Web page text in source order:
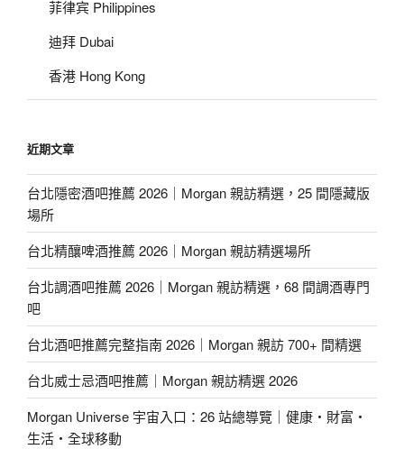
菲律宾 Philippines
迪拜 Dubai
香港 Hong Kong
近期文章
台北隱密酒吧推薦 2026｜Morgan 親訪精選，25 間隱藏版
場所
台北精釀啤酒推薦 2026｜Morgan 親訪精選場所
台北調酒吧推薦 2026｜Morgan 親訪精選，68 間調酒專門
吧
台北酒吧推薦完整指南 2026｜Morgan 親訪 700+ 間精選
台北威士忌酒吧推薦｜Morgan 親訪精選 2026
Morgan Universe 宇宙入口：26 站總導覽｜健康・財富・
生活・全球移動